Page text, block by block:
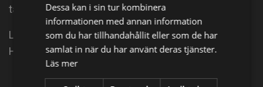
tänka sig att jobba för Sheldon.
Leonard och Penny försöker få lite egen tid men
Howard är ett envist femte hjul.
Dessa kan i sin tur kombinera
informationen med annan information
som du har tillhandahållit eller som de har
samlat in när du har använt deras tjänster.
Läs mer